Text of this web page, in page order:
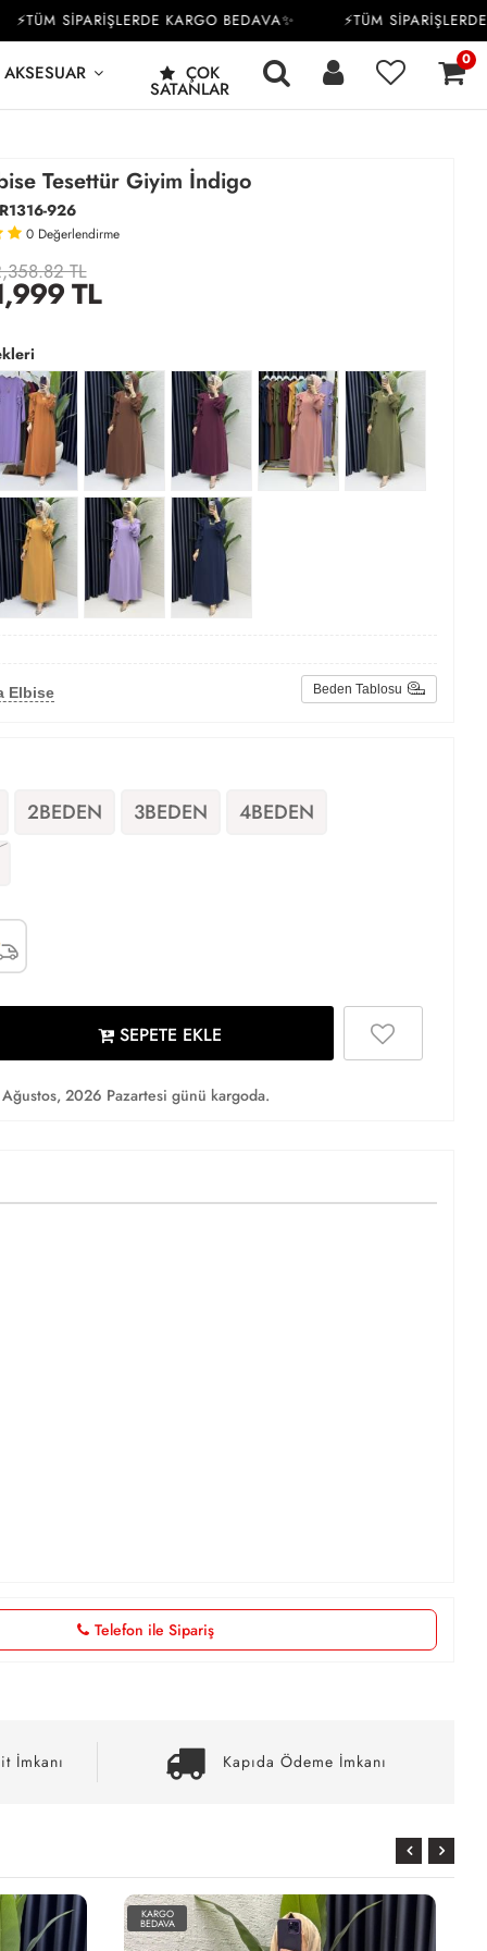
SİPARİŞLERDE KARGO BEDAVA✨ ⚡TÜM SİPARİŞLERDE
AKSESUAR ÇOK
SATANLAR
0
Tesettür Giyim İndigo
926
0 Değerlendirme
TL
TL
Elbise Beden Tablosu
2BEDEN 3BEDEN
4BEDEN
SEPETE EKLE
2026 Pazartesi günü kargoda.
Telefon ile Sipariş
İmkanı Kapıda Ödeme İmkanı
KARGO
BEDAVA